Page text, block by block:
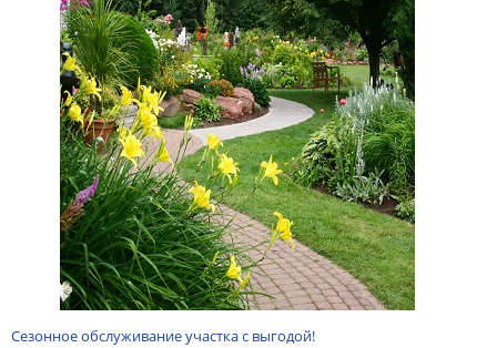
Сезонное обслуживание участка с выгодой!